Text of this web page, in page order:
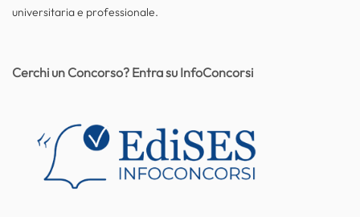
universitaria e professionale.
Cerchi un Concorso? Entra su InfoConcorsi